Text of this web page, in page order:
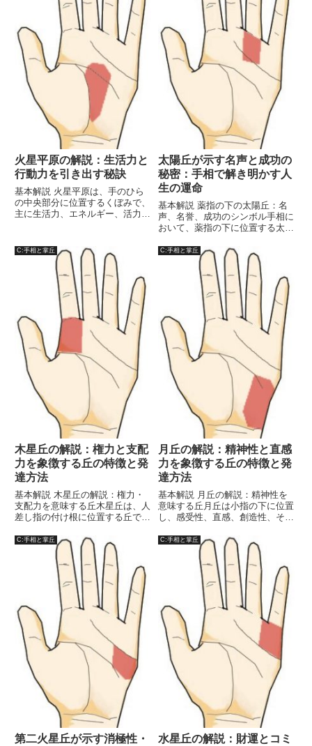
火星平原の解説：生活力と
行動力を引き出す秘訣
基本解説 火星平原は、手のひら
の中央部分に位置するくぼみで、
主に生活力、エネルギー、活力、
そして持続力を示すとされていま
す。以下に、火星平原の特徴、そ
の意味、そしてそのケア方法に
太陽丘が示す名声と成功の
秘密：手相で解き明かす人
生の運命
基本解説 薬指の下の太陽丘：名
声、名誉、成功のシンボル手相に
おいて、薬指の下に位置する太陽
ます。太陽丘はその名の通り、太
陽に象徴される明るさ、成功、名
声、栄光を表し、人生における達
成や自己表現に大きく関与しま
C:手相と掌丘
木星丘の解説：権力と支配
力を象徴する丘の特徴と発
達方法
基本解説 木星丘の解説：権力・
支配力を意味する丘木星丘は、人
差し指の付け根に位置する丘であ
張、そして野心を象徴する重要な
部位です。この丘の発達具合は、
その人のリーダーシップの資質や
社会的地位、自己実現の意欲を反
C:手相と掌丘
月丘の解説：精神性と直感
力を象徴する丘の特徴と発
達方法
基本解説 月丘の解説：精神性を
意味する丘月丘は小指の下に位置
し、感受性、直感、創造性、そし
丘の発達具合や形状は、個人の内
面的な世界、精神的な成長、感情
の深さを反映するとされます。以
下では、月丘の特徴、意味、発
C:手相と掌丘
第二火星丘が示す消極性・
C:手相と掌丘
水星丘の解説：財運とコミ